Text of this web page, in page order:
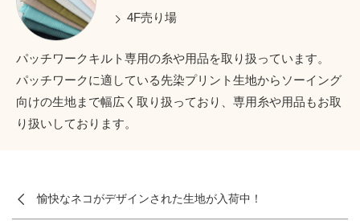
4F売り場
パッチワークキルト専用の糸や用品を取り扱っています。
パッチワークに適している先染プリント生地からソーイング
向けの生地まで幅広く取り扱っており、専用糸や用品もお取
り扱いしております。
愉快なネコがデザインされた生地が入荷中！